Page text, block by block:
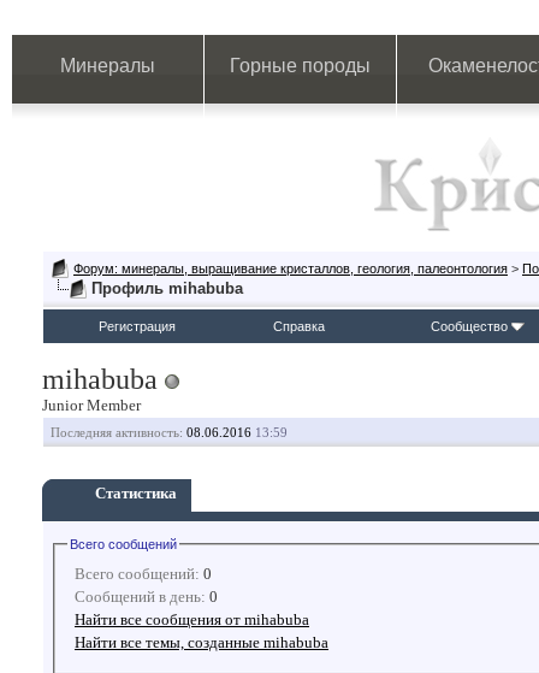
Минералы Горные породы
Форум: минералы, выращивание кристаллов, геология, палеонтология >
Профиль mihabuba
Регистрация Справка Сообщество
mihabuba
Junior Member
Последняя активность: 08.06.2016 13:59
Статистика
Всего сообщений
Всего сообщений: 0
Сообщений в день: 0
Найти все сообщения от mihabuba
Найти все темы, созданные mihabuba